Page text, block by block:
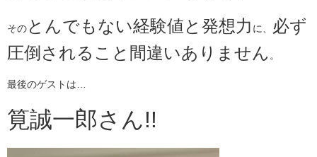
その とんでもない経験値と発想力 に、
必ず
圧倒されること間違いありません 。
最後のゲストは…
筧誠一郎さん!!